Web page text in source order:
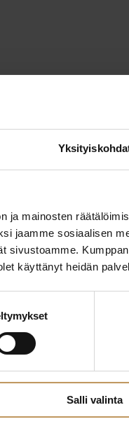
ja mainosten
jaamme sosiaalisen
sivustoamme.
käyttänyt heidän
Salli valinta